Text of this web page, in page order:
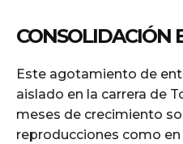
CONSOLIDACIÓN
Este agotamiento de
aislado en la carrera de
meses de crecimiento
reproducciones como